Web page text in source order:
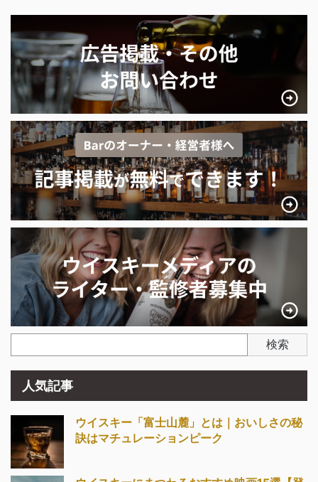
検索
人気記事
ウイスキー「富士山麓」とは｜おいしさの秘
訣はマチュレーションピーク